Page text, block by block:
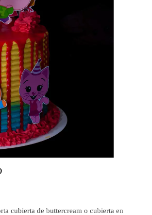
cubierta de buttercream o cubierta en